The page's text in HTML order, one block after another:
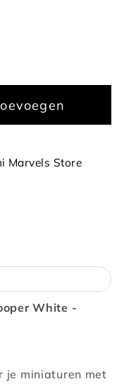
Marvels Store
White -
je miniaturen met